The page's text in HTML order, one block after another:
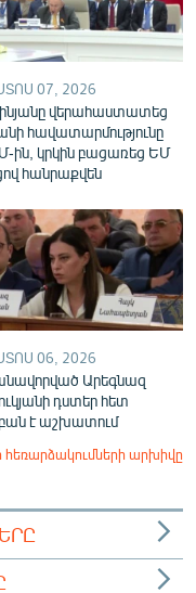
07, 2026
վերահաստատեց
հավատարմությունը
ին, կրկին բացառեց ԵՄ
հանրաքվեն
06, 2026
Արեգնազ
դստեր հետ
է աշխատում
հեռարձակումների արխիվը